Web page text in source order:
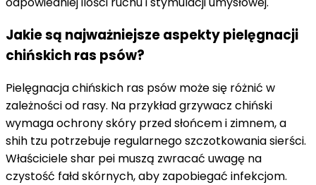
Jakie są najważniejsze aspekty pielęgnacji
chińskich ras psów?
Pielęgnacja chińskich ras psów może się różnić w
zależności od rasy. Na przykład grzywacz chiński
wymaga ochrony skóry przed słońcem i zimnem, a
shih tzu potrzebuje regularnego szczotkowania sierści.
Właściciele shar pei muszą zwracać uwagę na
czystość fałd skórnych, aby zapobiegać infekcjom.